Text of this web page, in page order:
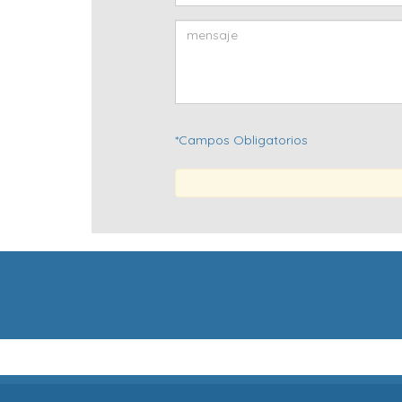
*Campos Obligatorios